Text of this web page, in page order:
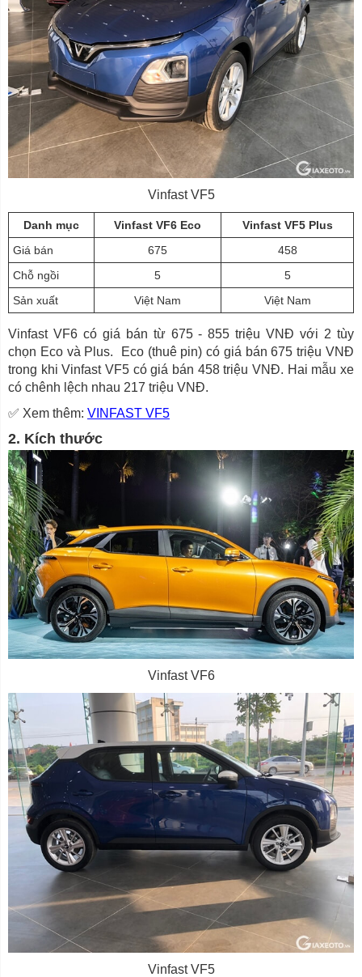
Vinfast VF5
Danh mục Vinfast VF6 Eco
Vinfast VF5 Plus
Giá bán
675
458
Chỗ ngồi
5
5
Sản xuất
Việt Nam Việt Nam
Vinfast VF6 có giá bán từ 675 - 855 triệu VNĐ với 2 tùy
chọn Eco và Plus. Eco (thuê pin) có giá bán 675 triệu VNĐ
trong khi Vinfast VF5 có giá bán 458 triệu VNĐ. Hai mẫu xe
có chênh lệch nhau 217 triệu VNĐ.
✅ Xem thêm: VINFAST VF5
2. Kích thước
Vinfast VF6
Vinfast VF5